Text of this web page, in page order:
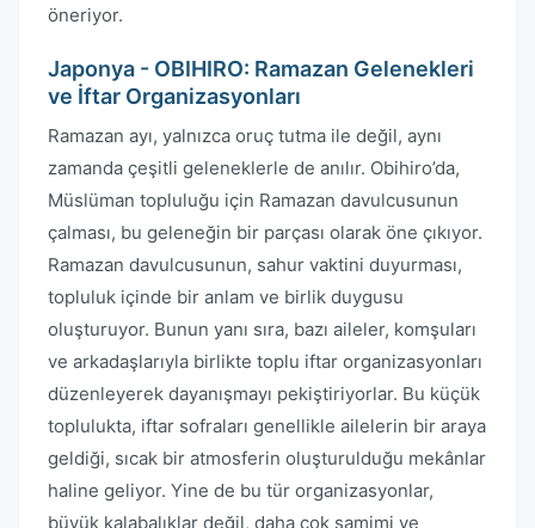
öneriyor.
Japonya - OBIHIRO: Ramazan Gelenekleri
ve İftar Organizasyonları
Ramazan ayı, yalnızca oruç tutma ile değil, aynı
zamanda çeşitli geleneklerle de anılır. Obihiro’da,
Müslüman topluluğu için Ramazan davulcusunun
çalması, bu geleneğin bir parçası olarak öne çıkıyor.
Ramazan davulcusunun, sahur vaktini duyurması,
topluluk içinde bir anlam ve birlik duygusu
oluşturuyor. Bunun yanı sıra, bazı aileler, komşuları
ve arkadaşlarıyla birlikte toplu iftar organizasyonları
düzenleyerek dayanışmayı pekiştiriyorlar. Bu küçük
toplulukta, iftar sofraları genellikle ailelerin bir araya
geldiği, sıcak bir atmosferin oluşturulduğu mekânlar
haline geliyor. Yine de bu tür organizasyonlar,
büyük kalabalıklar değil, daha çok samimi ve